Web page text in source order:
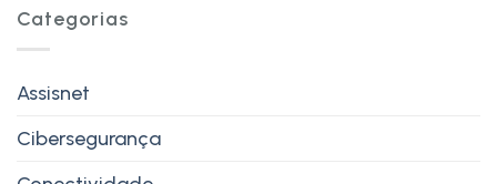
Categorias
Assisnet
Cibersegurança